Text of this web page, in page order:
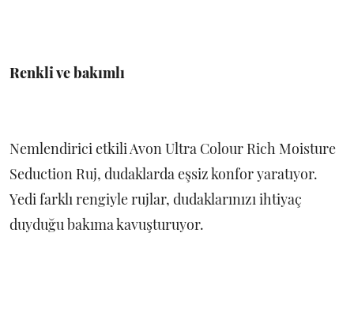
Renkli ve bakımlı
Nemlendirici etkili Avon Ultra Colour Rich Moisture
Seduction Ruj, dudaklarda eşsiz konfor yaratıyor.
Yedi farklı rengiyle rujlar, dudaklarınızı ihtiyaç
duyduğu bakıma kavuşturuyor.